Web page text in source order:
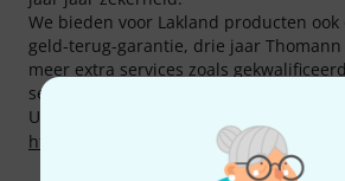
We bieden voor Lakland producten ook
geld-terug-garantie, drie jaar
meer extra services zoals
service on site etc.
U kunt meer informatie over de
http://www.lakland.com/